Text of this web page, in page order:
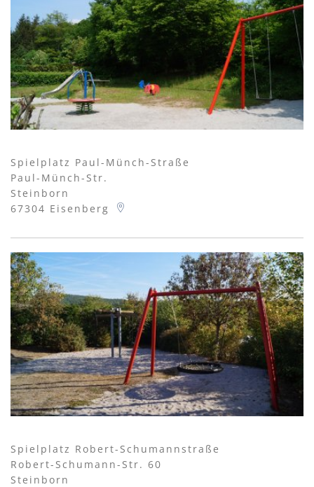
Spielplatz Paul-Münch-Straße
Paul-Münch-Str.
Steinborn
67304 Eisenberg
Spielplatz Robert-Schumannstraße
Robert-Schumann-Str. 60
Steinborn